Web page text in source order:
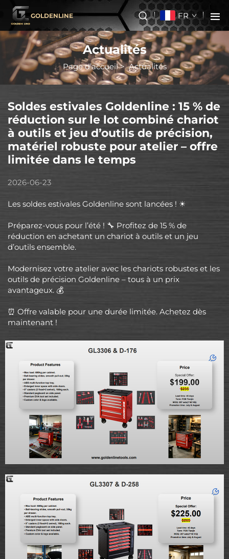
GOLDENLINE FR
Actualités
Page d’accueil>Actualités
Soldes estivales Goldenline : 15 % de
réduction sur le lot combiné chariot
à outils et jeu d’outils de précision,
matériel robuste pour atelier – offre
limitée dans le temps
2026-06-23
Les soldes estivales Goldenline sont lancées ! ☀
Préparez-vous pour l’été ! 🔧 Profitez de 15 % de
réduction en achetant un chariot à outils et un jeu
d’outils ensemble.
Modernisez votre atelier avec les chariots robustes et les
outils de précision Goldenline – tous à un prix
avantageux. 💰
⏰ Offre valable pour une durée limitée. Achetez dès
maintenant !